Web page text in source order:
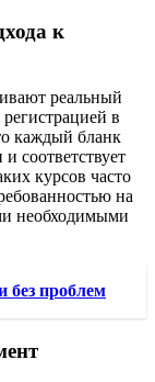
к
реальный
в
каждый бланк
соответствует
курсов часто
на
необходимыми
без проблем